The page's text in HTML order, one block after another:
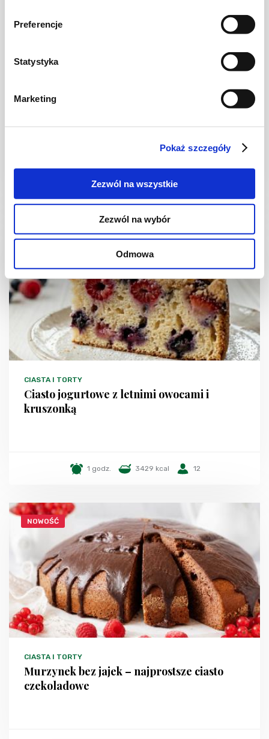
Preferencje
Statystyka
Marketing
Pokaż szczegóły
Zezwól na wszystkie
Zezwól na wybór
Odmowa
CIASTA I TORTY
frużeliną
4954 kcal
CIASTA I TORTY
Ciasto jogurtowe z letnimi owocami i
kruszonką
1 godz. 3429 kcal 12
NOWOŚĆ
CIASTA I TORTY
Murzynek bez jajek – najprostsze ciasto
czekoladowe